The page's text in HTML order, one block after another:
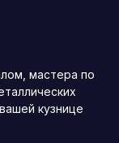
мастера по
кузнице